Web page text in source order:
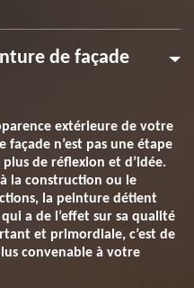
de façade
extérieure de votre
façade n’est pas une étape
de réflexion et d’idée.
la construction ou le
la peinture détient
a de l’effet sur sa qualité
et primordiale, c’est de
convenable à votre